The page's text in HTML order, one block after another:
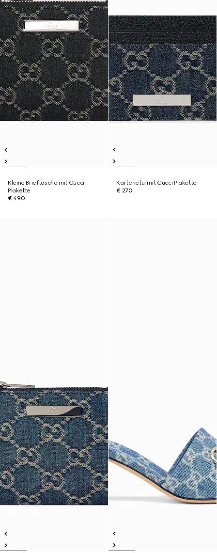
Kleine Brieftasche mit Gucci
Plakette
€ 490
Kartenetui mit Gucci Plakette
€ 270